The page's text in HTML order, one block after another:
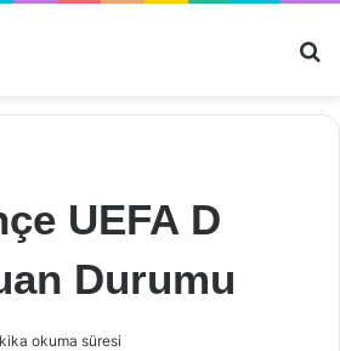
UEFA D
Durumu
okuma süresi